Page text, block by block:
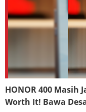
HONOR 400 Masih
Worth It! Bawa